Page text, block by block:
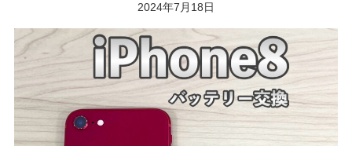
2024年7月18日